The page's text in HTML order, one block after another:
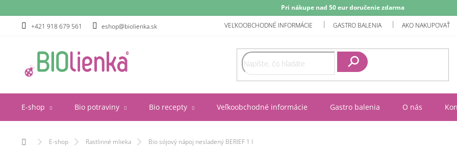
na
Pri nákupe nad 50 eur doručenie zdarma
+421 918 679 561 eshop@biolienka.sk VEĽKOOBCHODNÉ INFORMÁCIE GASTRO BALENIA AKO NAKUPOVAŤ
E-shop Bio potraviny Bio recepty Veľkoobchodné informácie Gastro balenia O nás
DomovE-shop Rastlinné mlieka Bio sójový nápoj nesladený BERIEF 1 l